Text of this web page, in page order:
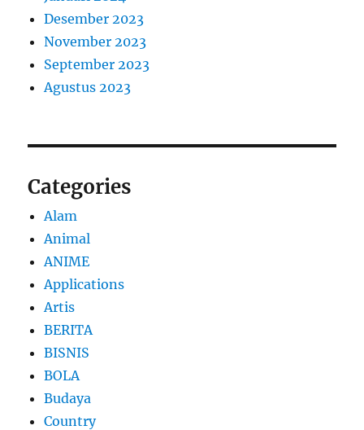
Desember 2023
November 2023
September 2023
Agustus 2023
Categories
Alam
Animal
ANIME
Applications
Artis
BERITA
BISNIS
BOLA
Budaya
Country